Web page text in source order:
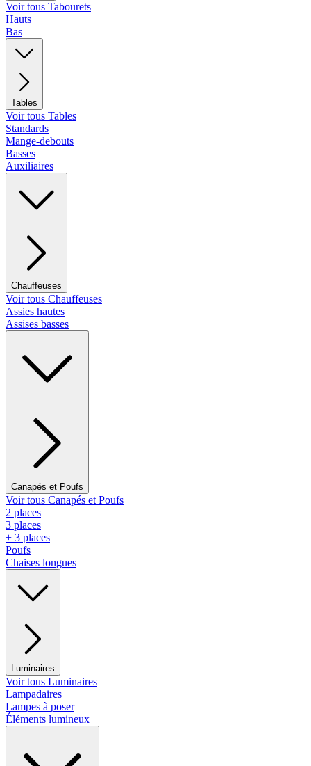
Voir tous Tabourets
Hauts
Bas
Tables
Voir tous Tables
Standards
Mange-debouts
Basses
Auxiliaires
Chauffeuses
Voir tous Chauffeuses
Assies hautes
Assises basses
Canapés et Poufs
Voir tous Canapés et Poufs
2 places
3 places
+ 3 places
Poufs
Chaises longues
Luminaires
Voir tous Luminaires
Lampadaires
Lampes à poser
Éléments lumineux